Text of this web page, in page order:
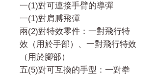
一(1)對可連接手臂的導彈
一(1)對肩膊飛彈
兩(2)對特效零件：一對飛行特
效（用於手部）、一對飛行特效
（用於腳部）
五(5)對可互換的手型：一對拳